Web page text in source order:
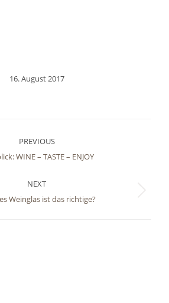
16. August 2017
PREVIOUS
Previous
WINE – TASTE – ENJOY
NEXT
Next
Weinglas ist das richtige?